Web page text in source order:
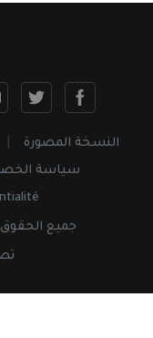
النسخة المصورة
سياسة
جميع الحقوق